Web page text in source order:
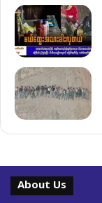
About Us